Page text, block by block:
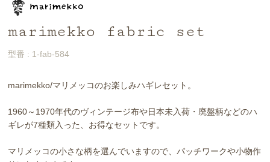
marimekko fabric set
型番 : 1-fab-584
marimekko/マリメッコのお楽しみハギレセット。
1960～1970年代のヴィンテージ布や日本未入荷・廃盤柄などのハ
ギレが7種類入った、お得なセットです。
マリメッコの小さな柄を選んでいますので、パッチワークや小物作